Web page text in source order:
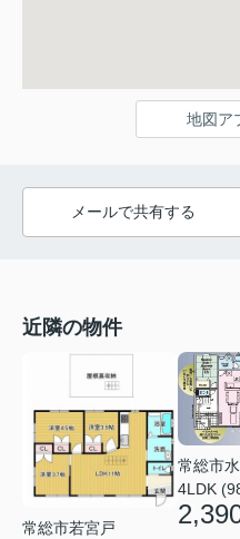
地図ア
メールで共有する
近隣の物件
常総市若宮戸
常総市
4LDK